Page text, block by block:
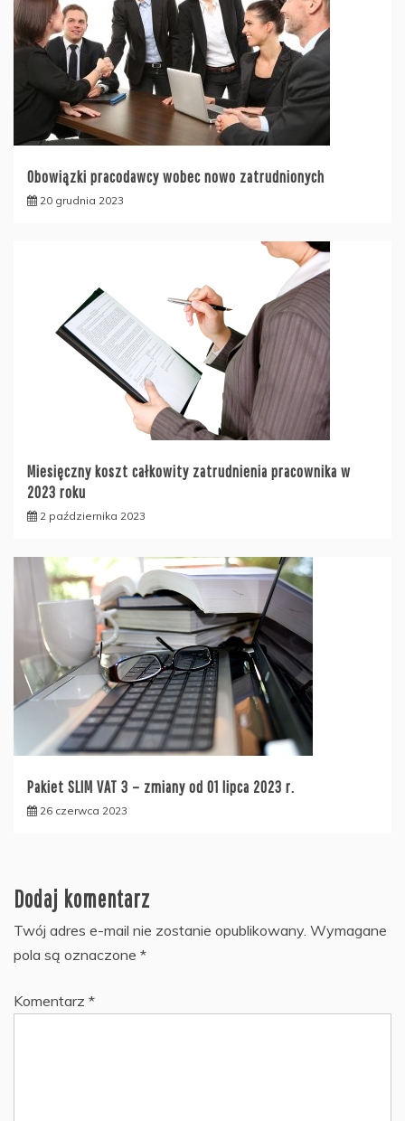
Obowiązki pracodawcy wobec nowo zatrudnionych
20 grudnia 2023
Miesięczny koszt całkowity zatrudnienia pracownika w
2023 roku
2 października 2023
Pakiet SLIM VAT 3 – zmiany od 01 lipca 2023 r.
26 czerwca 2023
Dodaj komentarz
Twój adres e-mail nie zostanie opublikowany. Wymagane
pola są oznaczone *
Komentarz *